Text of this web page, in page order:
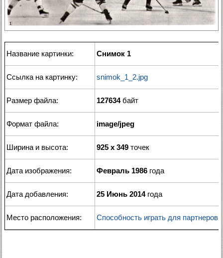
Название картинки: Снимок 1
Ссылка на картинку: snimok_1_2.jpg
Размер файла: 127634байт
Формат файла: image/jpeg
Ширина и высота: 925 x 349 точек
Дата изображения: Февраль 1986 года
Дата добавления: 25 Июнь 2014года
Место расположения: Способность играть для партнеров